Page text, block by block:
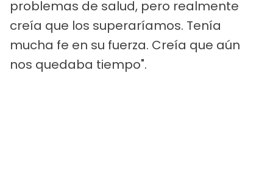
problemas de salud, pero realmente
creía que los superaríamos. Tenía
mucha fe en su fuerza. Creía que aún
nos quedaba tiempo".